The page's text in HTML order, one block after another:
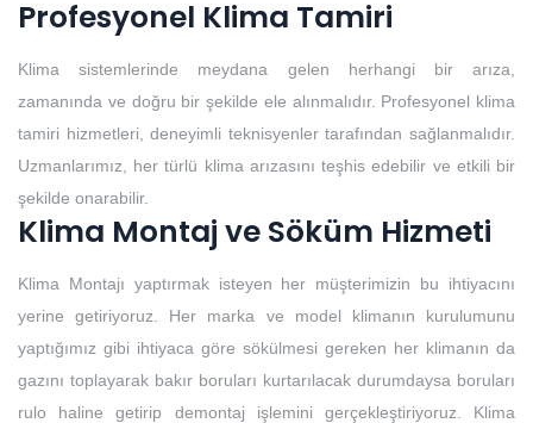
Profesyonel Klima Tamiri
Klima sistemlerinde meydana gelen herhangi bir arıza,
zamanında ve doğru bir şekilde ele alınmalıdır. Profesyonel klima
tamiri hizmetleri, deneyimli teknisyenler tarafından sağlanmalıdır.
Uzmanlarımız, her türlü klima arızasını teşhis edebilir ve etkili bir
şekilde onarabilir.
Klima Montaj ve Söküm Hizmeti
Klima Montajı yaptırmak isteyen her müşterimizin bu ihtiyacını
yerine getiriyoruz. Her marka ve model klimanın kurulumunu
yaptığımız gibi ihtiyaca göre sökülmesi gereken her klimanın da
gazını toplayarak bakır boruları kurtarılacak durumdaysa boruları
rulo haline getirip demontaj işlemini gerçekleştiriyoruz. Klima